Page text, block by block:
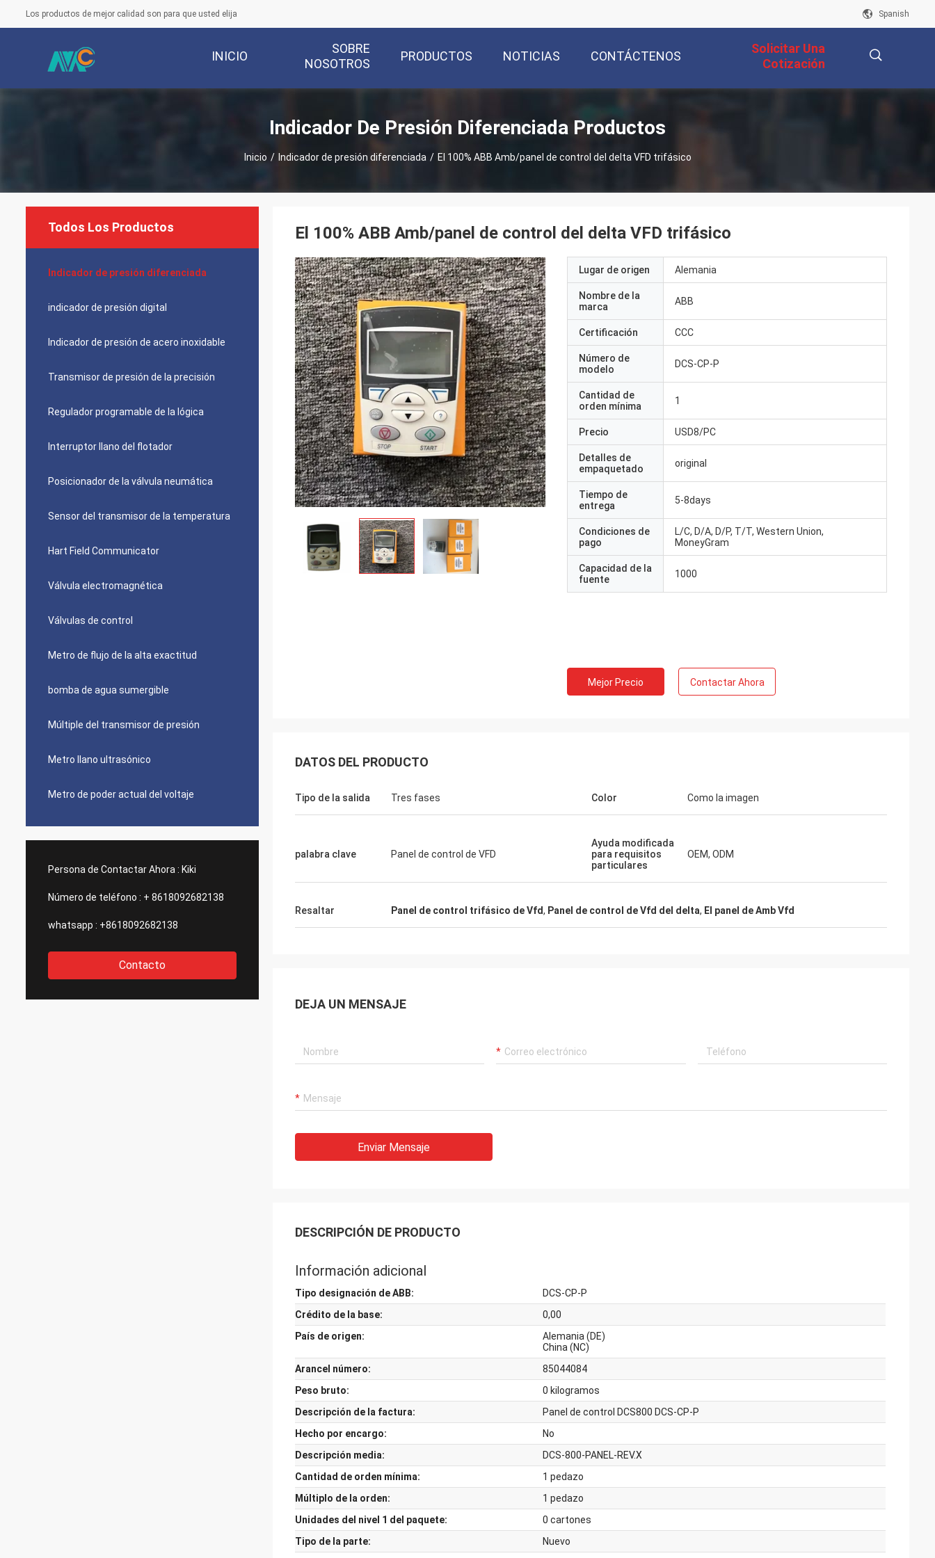
Los productos de mejor calidad son para que usted elija Spanish
INICIO
SOBRE
NOSOTROS
PRODUCTOS NOTICIAS CONTÁCTENOS
Solicitar Una
Cotización
Indicador De Presión Diferenciada Productos
Inicio / Indicador de presión diferenciada / El 100% ABB Amb/panel de control del delta VFD trifásico
Todos Los Productos
Indicador de presión diferenciada
indicador de presión digital
Indicador de presión de acero inoxidable
Transmisor de presión de la precisión
Regulador programable de la lógica
Interruptor llano del flotador
Posicionador de la válvula neumática
Sensor del transmisor de la temperatura
Hart Field Communicator
Válvula electromagnética
Válvulas de control
Metro de flujo de la alta exactitud
bomba de agua sumergible
Múltiple del transmisor de presión
Metro llano ultrasónico
Metro de poder actual del voltaje
Persona de Contactar Ahora : Kiki
Número de teléfono : + 8618092682138
whatsapp : +8618092682138
Contacto
El 100% ABB Amb/panel de control del delta VFD trifásico
Lugar de origen Alemania
Nombre de la
marca
ABB
Certificación CCC
Número de
modelo
DCS-CP-P
Cantidad de
orden mínima
1
Precio USD8/PC
Detalles de
empaquetado
original
Tiempo de
entrega
5-8days
Condiciones de
pago
L/C, D/A, D/P, T/T, Western Union,
MoneyGram
Capacidad de la
fuente
1000
Mejor Precio Contactar Ahora
DATOS DEL PRODUCTO
Tipo de la salida Tres fases Color Como la imagen
palabra clave Panel de control de VFD
Ayuda modificada
para requisitos
particulares
OEM, ODM
Resaltar Panel de control trifásico de Vfd, Panel de control de Vfd del delta, El panel de Amb Vfd
DEJA UN MENSAJE
Enviar Mensaje
DESCRIPCIÓN DE PRODUCTO
Información adicional
Tipo designación de ABB:
DCS-CP-P
Crédito de la base:
0,00
País de origen:
Alemania (DE)
China (NC)
Arancel número:
85044084
Peso bruto:
0 kilogramos
Descripción de la factura:
Panel de control DCS800 DCS-CP-P
Hecho por encargo:
No
Descripción media:
DCS-800-PANEL-REV.X
Cantidad de orden mínima:
1 pedazo
Múltiplo de la orden:
1 pedazo
Unidades del nivel 1 del paquete:
0 cartones
Tipo de la parte:
Nuevo